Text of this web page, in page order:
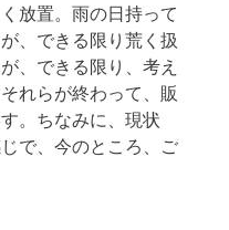
放置。雨の日持って
、できる限り荒く扱
、できる限り、考え
れらが終わって、販
。ちなみに、現状
で、今のところ、ご